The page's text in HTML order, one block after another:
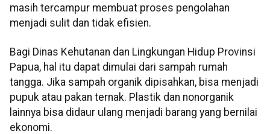
masih tercampur membuat proses pengolahan
menjadi sulit dan tidak efisien.
Bagi Dinas Kehutanan dan Lingkungan Hidup Provinsi
Papua, hal itu dapat dimulai dari sampah rumah
tangga. Jika sampah organik dipisahkan, bisa menjadi
pupuk atau pakan ternak. Plastik dan nonorganik
lainnya bisa didaur ulang menjadi barang yang bernilai
ekonomi.